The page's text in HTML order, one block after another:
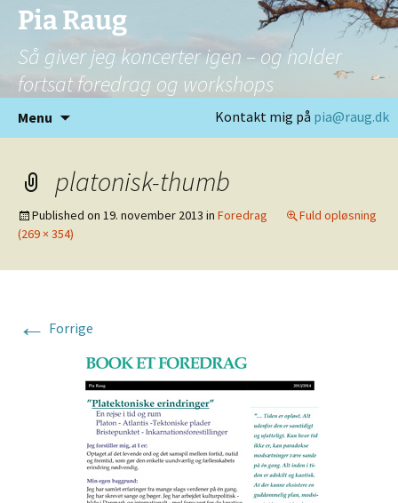
Pia Raug
Så giver jeg koncerter igen – og holder
fortsat foredrag og workshops
Menu Kontakt mig på pia@raug.dk
platonisk-thumb
Published on 19. november 2013 in Foredrag
Fuld opløsning
(269 × 354)
← Forrige